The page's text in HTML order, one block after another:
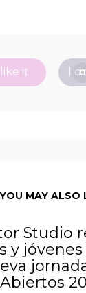
it 0
I
YOU MAY ALSO
Studio
y
Abiertos